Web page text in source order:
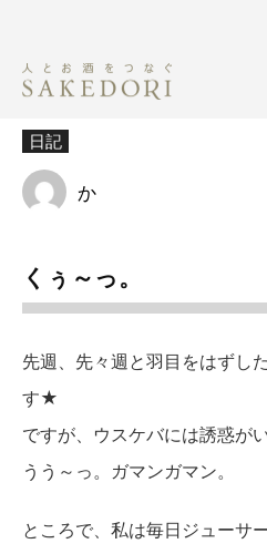
日記
か
くぅ～っ。
先週、先々週と羽目をはずし
す★
ですが、ウスケバには誘惑が
うう～っ。ガマンガマン。
ところで、私は毎日ジューサ